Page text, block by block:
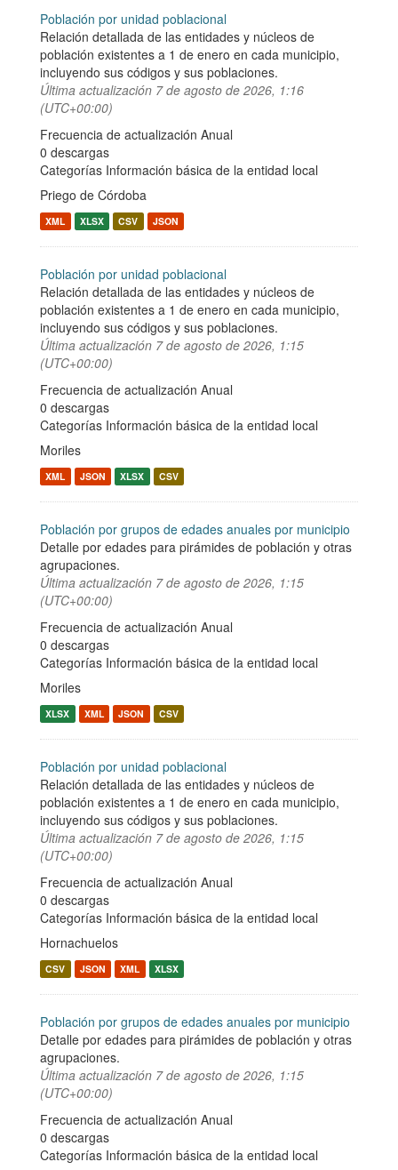
Población por unidad poblacional
Relación detallada de las entidades y núcleos de
población existentes a 1 de enero en cada municipio,
incluyendo sus códigos y sus poblaciones.
Última actualización 7 de agosto de 2026, 1:16
(UTC+00:00)
Frecuencia de actualización Anual
0 descargas
Categorías Información básica de la entidad local
Priego de Córdoba
XML XLSX CSV JSON
Población por unidad poblacional
Relación detallada de las entidades y núcleos de
población existentes a 1 de enero en cada municipio,
incluyendo sus códigos y sus poblaciones.
Última actualización 7 de agosto de 2026, 1:15
(UTC+00:00)
Frecuencia de actualización Anual
0 descargas
Categorías Información básica de la entidad local
Moriles
XML JSON XLSX CSV
Población por grupos de edades anuales por municipio
Detalle por edades para pirámides de población y otras
agrupaciones.
Última actualización 7 de agosto de 2026, 1:15
(UTC+00:00)
Frecuencia de actualización Anual
0 descargas
Categorías Información básica de la entidad local
Moriles
XLSX XML JSON CSV
Población por unidad poblacional
Relación detallada de las entidades y núcleos de
población existentes a 1 de enero en cada municipio,
incluyendo sus códigos y sus poblaciones.
Última actualización 7 de agosto de 2026, 1:15
(UTC+00:00)
Frecuencia de actualización Anual
0 descargas
Categorías Información básica de la entidad local
Hornachuelos
CSV JSON XML XLSX
Población por grupos de edades anuales por municipio
Detalle por edades para pirámides de población y otras
agrupaciones.
Última actualización 7 de agosto de 2026, 1:15
(UTC+00:00)
Frecuencia de actualización Anual
0 descargas
Categorías Información básica de la entidad local